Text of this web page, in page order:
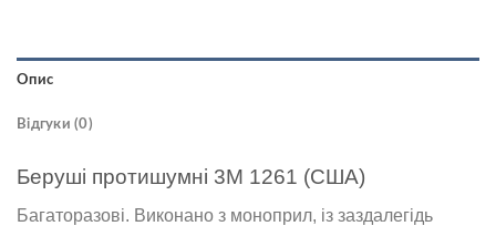
Опис
Відгуки (0)
Беруші протишумні 3M 1261 (США)
Багаторазові. Виконано з моноприл, із заздалегідь